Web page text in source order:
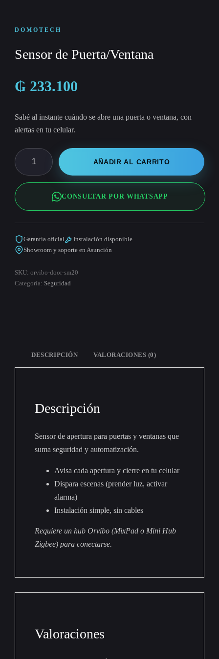
DOMOTECH
Sensor de Puerta/Ventana
₲ 233.100
Sabé al instante cuándo se abre una puerta o ventana, con
alertas en tu celular.
Sensor
de
Puerta/Ventana
cantidad
AÑADIR AL CARRITO
CONSULTAR POR WHATSAPP
Garantía oficial
Instalación disponible
Showroom y soporte en Asunción
SKU:orvibo-door-sm20
Categoría: Seguridad
DESCRIPCIÓN VALORACIONES (0)
Descripción
Sensor de apertura para puertas y ventanas que
suma seguridad y automatización.
Avisa cada apertura y cierre en tu celular
Dispara escenas (prender luz, activar
alarma)
Instalación simple, sin cables
Requiere un hub Orvibo (MixPad o Mini Hub
Zigbee) para conectarse.
Valoraciones